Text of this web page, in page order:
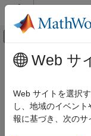
コンテンツへスキップ
オフキャ
ドキュメンテーションの
Statistics and Machine
回帰
メインコンテンツ
ステップ
一般化線形モデ
ステップワイズ
Web サ
Web サイトを選択
し、地域のイベン
報に基づき、次のサ